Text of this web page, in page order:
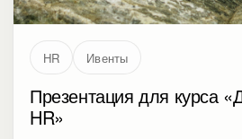
HR Ивенты
Презентация для курса
HR»